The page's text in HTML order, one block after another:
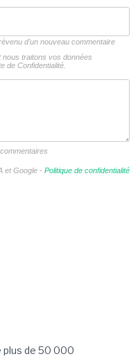
d'un nouveau commentaire
traitons vos données
de Confidentialité.
et Google - Politique de confidentialité
de 50 000